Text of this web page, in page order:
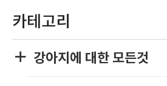
카테고리
강아지에 대한 모든것